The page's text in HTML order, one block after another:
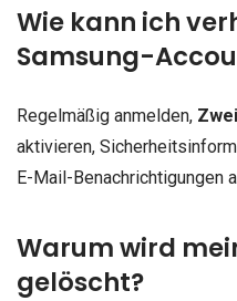
Wie kann ich
Samsung-
Regelmäßig anmelden,
aktivieren,
E-Mail-Benachrichtigungen
Warum wird
gelöscht?